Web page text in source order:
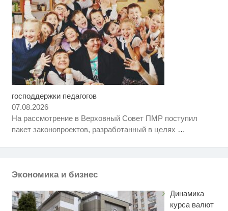
господдержки педагогов
07.08.2026
На рассмотрение в Верховный Совет ПМР поступил
пакет законопроектов, разработанный в целях …
Экономика и бизнес
Динамика
курса валют
Ролик длится несколько секунд,
Скрытая камера на пляже
Крыма: Что люди вытворяют,